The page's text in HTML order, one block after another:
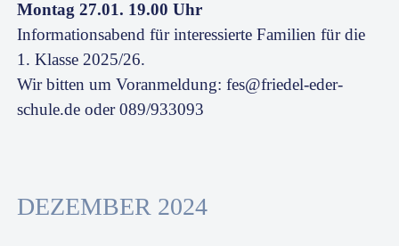
Montag 27.01. 19.00 Uhr
Informationsabend für interessierte Familien für die
1. Klasse 2025/26.
Wir bitten um Voranmeldung: fes@friedel-eder-
schule.de oder 089/933093
DEZEMBER 2024